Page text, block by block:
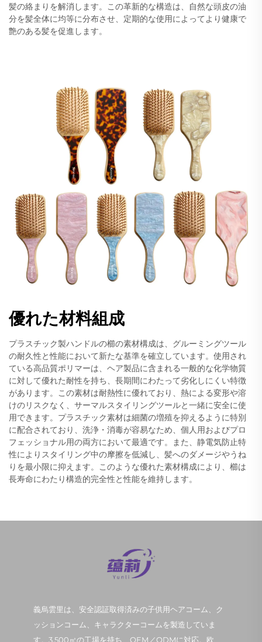
髪の絡まりを解消します。この革新的な構造は、自然な頭皮の油
分を髪全体に均等に分布させ、定期的な使用によってより健康で
艶のある髪を促進します。
優れた材料組成
プラスチック製ハンドルの櫛の素材構成は、グルーミングツール
の耐久性と性能において新たな基準を確立しています。使用され
ている高品質ポリマーは、ヘア製品に含まれる一般的な化学物質
に対して優れた耐性を持ち、長期間にわたって劣化しにくい特徴
があります。この素材は耐熱性に優れており、熱による変形や溶
けのリスクなく、サーマルスタイリングツールと一緒に安全に使
用できます。プラスチック素材は細菌の増殖を抑えるように特別
に配合されており、洗浄・消毒が容易なため、個人用およびプロ
フェッショナル用の両方において最適です。また、静電気防止特
性によりスタイリング中の摩擦を低減し、髪へのダメージやうね
りを最小限に抑えます。このような優れた素材構成により、櫛は
長寿命にわたり構造的完全性と性能を維持します。
義烏雲里は、安全認証取得済みの子供用ヘアコーム、ク
ッションコーム、キャラクターコームを製造していま
す。3,500㎡の工場を持ち、OEM／ODMに対応。欧